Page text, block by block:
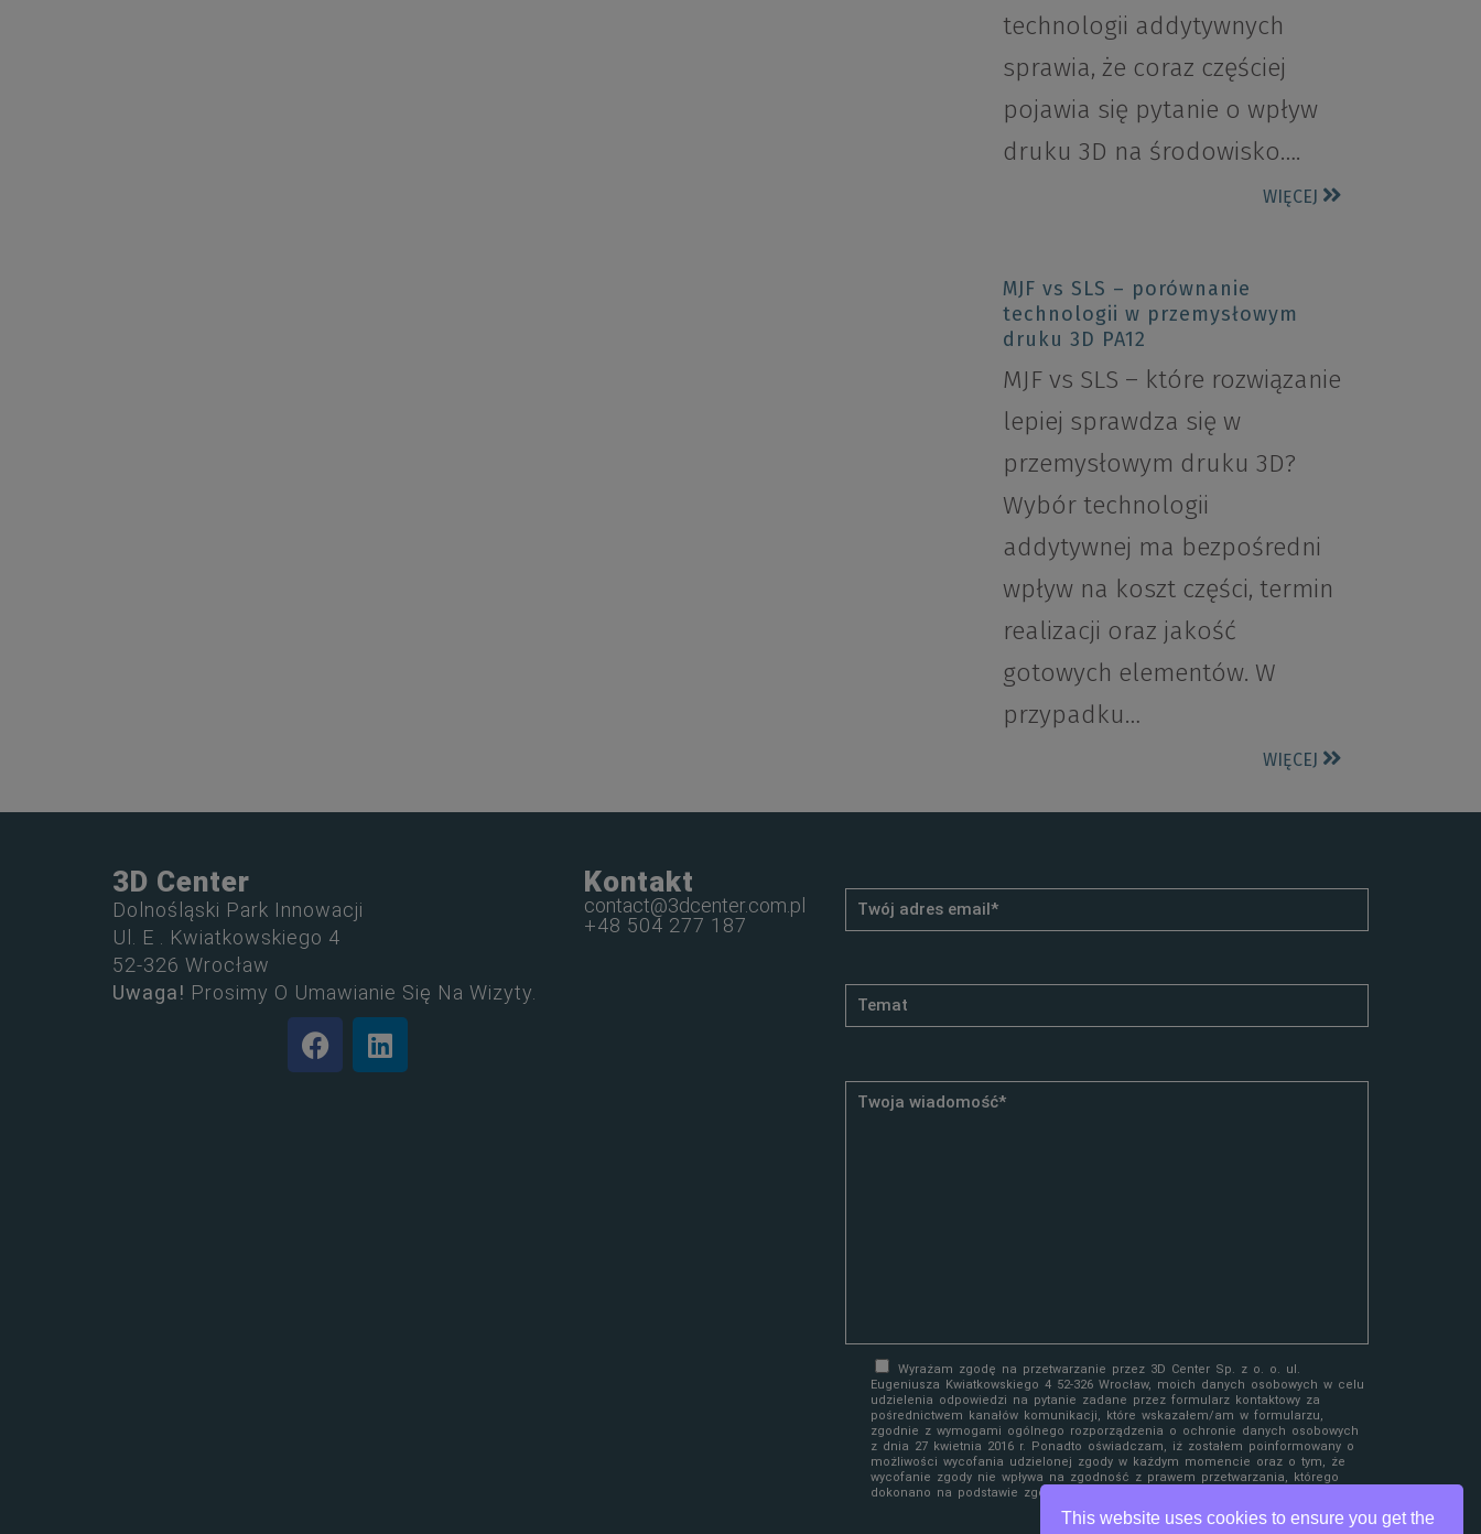
This website uses cookies to ensure you get the
technologii addytywnych
sprawia, że coraz częściej
pojawia się pytanie o wpływ
druku 3D na środowisko….
WIĘCEJ
MJF vs SLS – porównanie
technologii w przemysłowym
druku 3D PA12
MJF vs SLS – które rozwiązanie
lepiej sprawdza się w
przemysłowym druku 3D?
Wybór technologii
addytywnej ma bezpośredni
wpływ na koszt części, termin
realizacji oraz jakość
gotowych elementów. W
przypadku…
WIĘCEJ
3D Center
Dolnośląski Park Innowacji
Ul. E . Kwiatkowskiego 4
52-326 Wrocław
Uwaga! Prosimy O Umawianie Się Na Wizyty.
Kontakt
contact@3dcenter.com.pl
+48 504 277 187
Wyrażam zgodę na przetwarzanie przez 3D Center Sp. z o. o. ul.
Eugeniusza Kwiatkowskiego 4 52-326 Wrocław, moich danych osobowych w celu
udzielenia odpowiedzi na pytanie zadane przez formularz kontaktowy za
pośrednictwem kanałów komunikacji, które wskazałem/am w formularzu,
zgodnie z wymogami ogólnego rozporządzenia o ochronie danych osobowych
z dnia 27 kwietnia 2016 r. Ponadto oświadczam, iż zostałem poinformowany o
możliwości wycofania udzielonej zgody w każdym momencie oraz o tym, że
wycofanie zgody nie wpływa na zgodność z prawem przetwarzania, którego
dokonano na podstawie zgody przed jej wycofaniem.